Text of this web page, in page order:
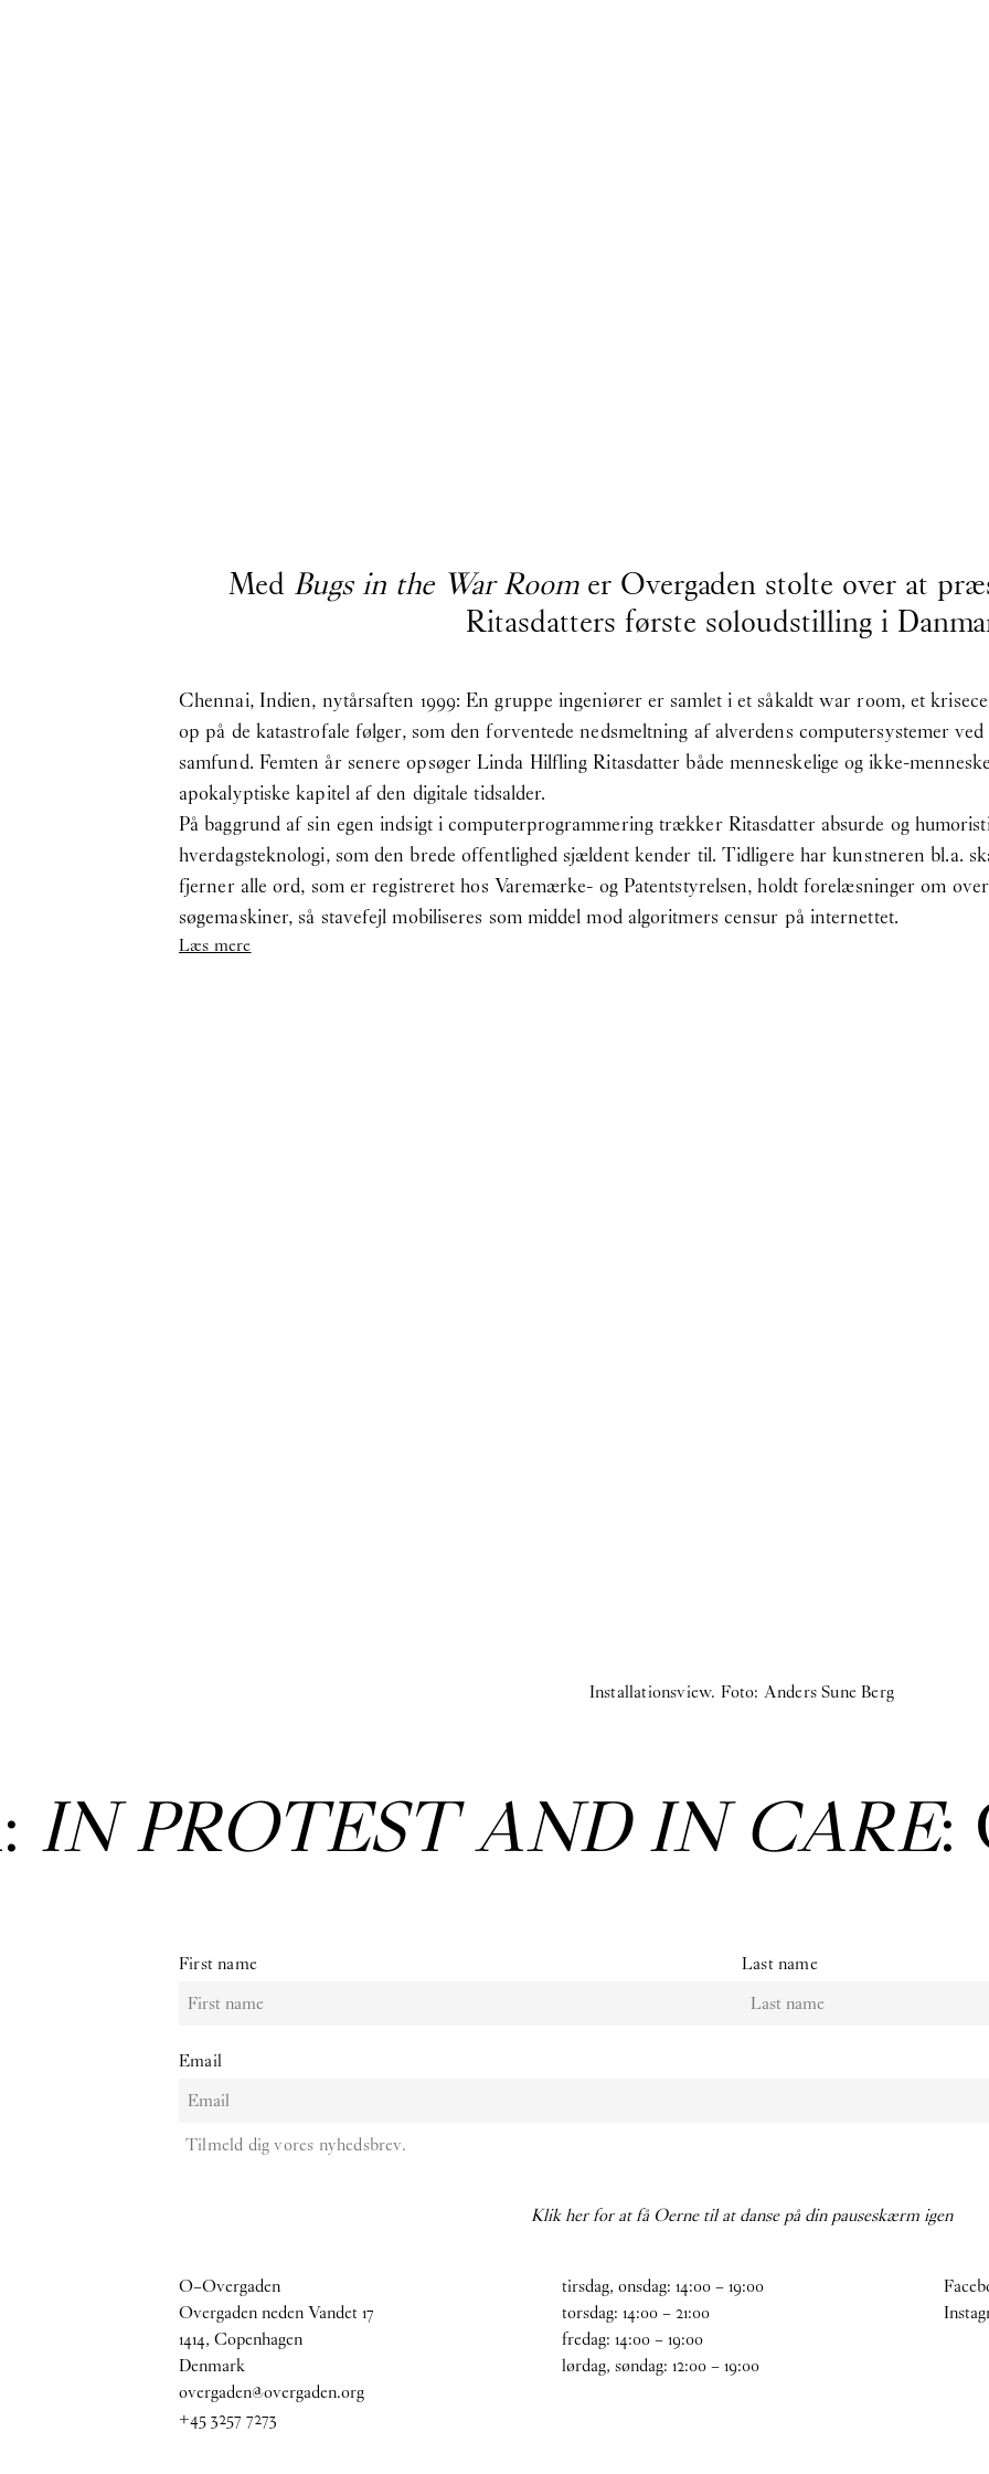
Med Bugs in the War Roomer Overgaden stolte over at
Ritasdatters første soloudstilling i
Chennai, Indien, nytårsaften 1999: En gruppe ingeniører er samlet i et såkaldt war room, et
op på de katastrofale følger, som den forventede nedsmeltning af alverdens computersystemer
samfund. Femten år senere opsøger Linda Hilfling Ritasdatter både menneskelige og ikke-
apokalyptiske kapitel af den digitale tidsalder.
På baggrund af sin egen indsigt i computerprogrammering trækker Ritasdatter absurde og
hverdagsteknologi, som den brede offentlighed sjældent kender til. Tidligere har kunstneren bl.a.
fjerner alle ord, som er registreret hos Varemærke- og Patentstyrelsen, holdt forelæsninger om
søgemaskiner, så stavefejl mobiliseres som middel mod algoritmers censur på internettet.
Læs mere
Installationsview. Foto: Anders Sune Berg
IN PROTEST AND IN CARE:
First name Last name
Email
Tilmeld dig vores nyhedsbrev.
Klik her for at få Oerne til at danse på din pauseskærm igen
O–Overgaden
Overgaden neden Vandet 17
1414, Copenhagen
Denmark
overgaden@overgaden.org
+45 3257 7273
tirsdag, onsdag: 14:00–19:00
torsdag: 14:00–21:00
fredag: 14:00–19:00
lørdag, søndag: 12:00–19:00